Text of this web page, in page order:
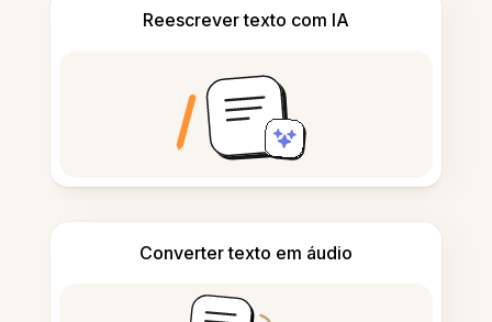
Reescrever texto com IA
Converter texto em áudio